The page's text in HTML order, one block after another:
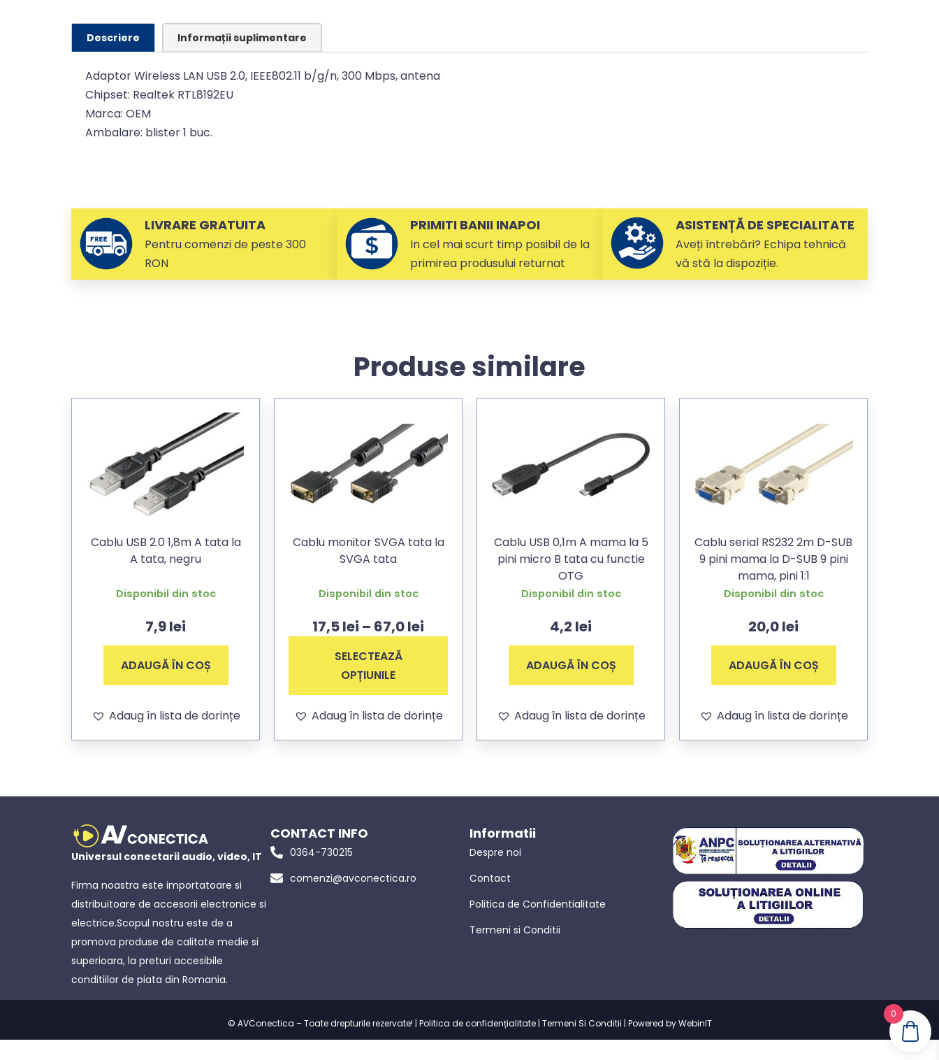
Descriere Informații suplimentare
Adaptor Wireless LAN USB 2.0, IEEE802.11 b/g/n, 300 Mbps, antena
Chipset: Realtek RTL8192EU
Marca: OEM
Ambalare: blister 1 buc.
LIVRARE GRATUITA
Pentru comenzi de peste 300
RON
PRIMITI BANII INAPOI
In cel mai scurt timp posibil de la
primirea produsului returnat
ASISTENȚĂ DE SPECIALITATE
Aveți întrebări? Echipa tehnică
vă stă la dispoziție.
Produse similare
Cablu USB 2.0 1,8m A tata la
A tata, negru
Disponibil din stoc
7,9lei
ADAUGĂ ÎN COȘ
Adaug în lista de dorințe
Cablu monitor SVGA tata la
SVGA tata
Disponibil din stoc
17,5lei – 67,0lei
SELECTEAZĂ
OPȚIUNILE
Adaug în lista de dorințe
Cablu USB 0,1m A mama la 5
pini micro B tata cu functie
OTG
Disponibil din stoc
4,2 lei
ADAUGĂ ÎN COȘ
Adaug în lista de dorințe
Cablu serial RS232 2m D-SUB
9 pini mama la D-SUB 9 pini
mama, pini 1:1
Disponibil din stoc
20,0lei
ADAUGĂ ÎN COȘ
Adaug în lista de dorințe
Universul conectarii audio, video, IT
Firma noastra este importatoare si
distribuitoare de accesorii electronice si
electrice.Scopul nostru este de a
promova produse de calitate medie si
superioara, la preturi accesibile
conditiilor de piata din Romania.
CONTACT INFO
0364-730215
comenzi@avconectica.ro
Informatii
Despre noi
Contact
Politica de Confidentialitate
Termeni si Conditii
© AVConectica – Toate drepturile rezervate! | Politica de confidențialitate| Termeni Si Conditii | Powered by WebinIT
0